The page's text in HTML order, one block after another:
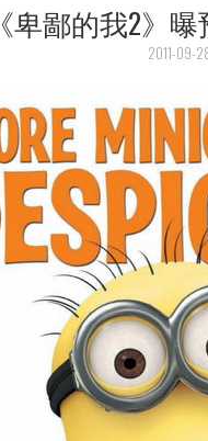
《卑鄙的我2》
2011-09-